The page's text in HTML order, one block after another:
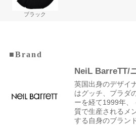
ブラック
■Brand
NeiL BarreTT/
英国出身のデザイ
はグッチ、プラダ
ーを経て1999年、
質で生産されるメ
する自身のブラン